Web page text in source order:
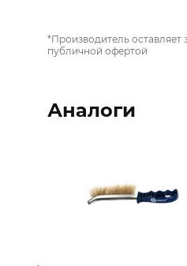
*Производитель оставляет
публичной офертой
Аналоги